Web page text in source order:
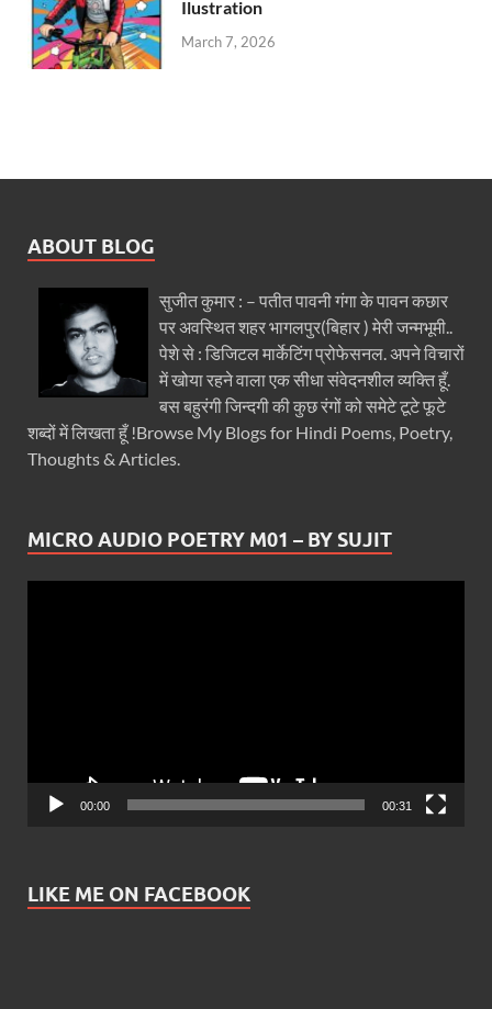
Ilustration
March 7, 2026
ABOUT BLOG
सुजीत कुमार : – पतीत पावनी गंगा के पावन कछार
पर अवस्थित शहर भागलपुर(बिहार ) मेरी जन्मभूमी..
पेशे से : डिजिटल मार्केटिंग प्रोफेसनल. अपने विचारों
में खोया रहने वाला एक सीधा संवेदनशील व्यक्ति हूँ.
बस बहुरंगी जिन्दगी की कुछ रंगों को समेटे टूटे फूटे
शब्दों में लिखता हूँ !Browse My Blogs for Hindi Poems, Poetry,
Thoughts & Articles.
MICRO AUDIO POETRY M01 – BY SUJIT
00:00 00:31
LIKE ME ON FACEBOOK